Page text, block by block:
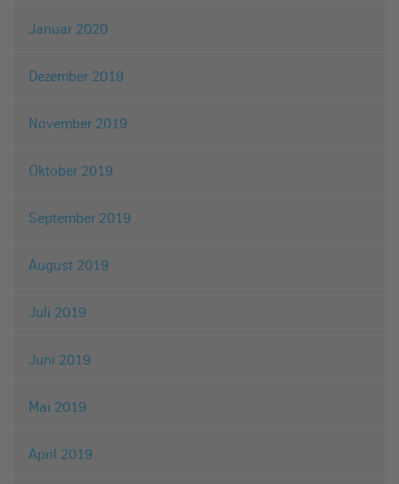
Januar 2020
Dezember 2019
November 2019
Oktober 2019
September 2019
August 2019
Juli 2019
Juni 2019
Mai 2019
April 2019